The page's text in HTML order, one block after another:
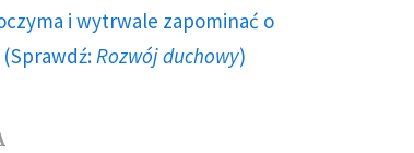
i wytrwale zapominać o
Rozwój duchowy)